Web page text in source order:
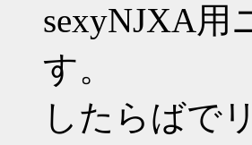
sexyNJXA
す。
したらばで